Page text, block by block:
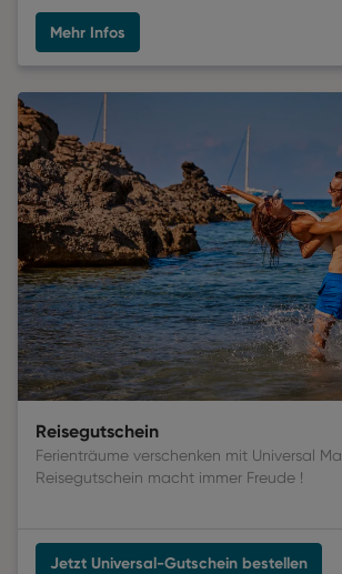
Mehr Infos
Reisegutschein
Ferienträume verschenken mit Universal
Reisegutschein macht immer Freude !
Jetzt Universal-Gutschein bestellen